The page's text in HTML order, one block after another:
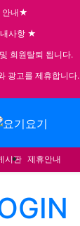
안내★
사항 ★
회원탈퇴 됩니다.
광고를 제휴합니다.
시판 제휴안내